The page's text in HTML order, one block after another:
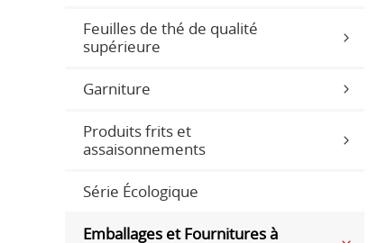
Feuilles de thé de qualité
supérieure
Garniture
Produits frits et
assaisonnements
Série Écologique
Emballages et Fournitures à